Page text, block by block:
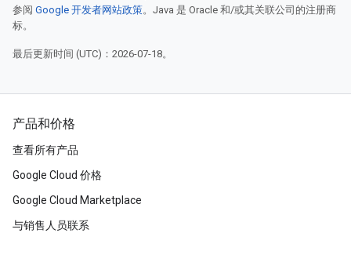
参阅 Google 开发者网站政策。Java 是 Oracle 和/或其关联公司的注册商
标。
最后更新时间 (UTC)：2026-07-18。
产品和价格
查看所有产品
Google Cloud 价格
Google Cloud Marketplace
与销售人员联系